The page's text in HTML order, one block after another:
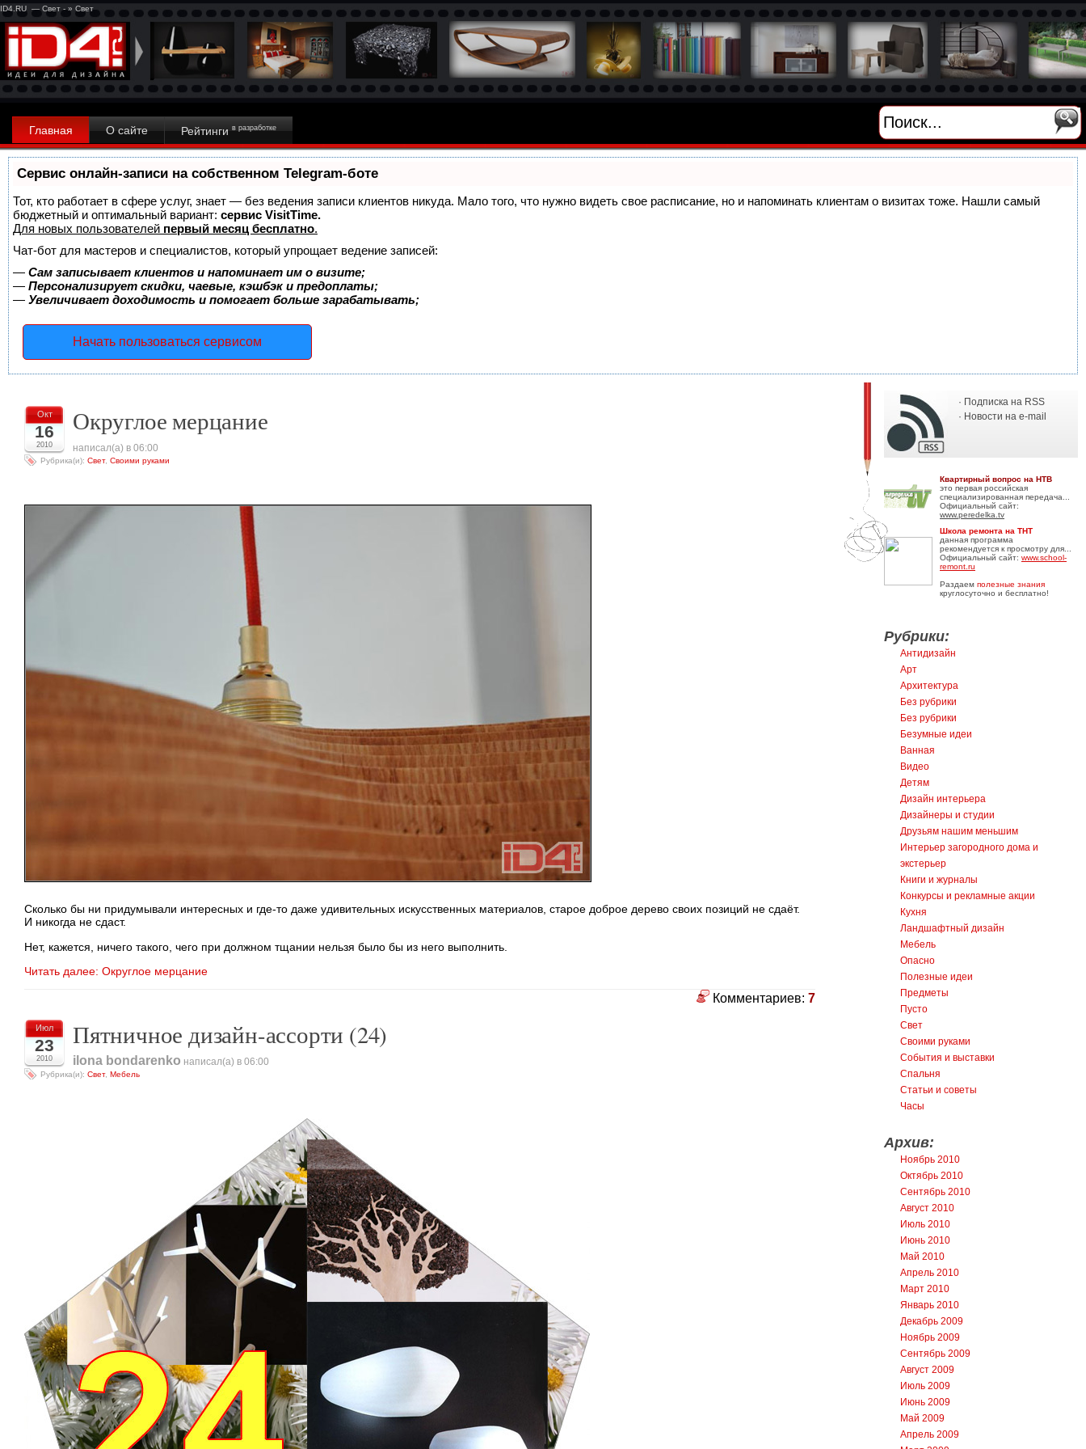
ID4.RU — Свет - » Свет
Главная О сайте Рейтинги в разработке
Сервис онлайн-записи на собственном Telegram-боте
Тот, кто работает в сфере услуг, знает — без ведения записи клиентов никуда. Мало того, что нужно видеть свое расписание, но и напоминать клиентам о визитах тоже. Нашли самый
бюджетный и оптимальный вариант: сервис VisitTime.
Для новых пользователей первый месяц бесплатно.
Чат-бот для мастеров и специалистов, который упрощает ведение записей:
— Сам записывает клиентов и напоминает им о визите;
— Персонализирует скидки, чаевые, кэшбэк и предоплаты;
— Увеличивает доходимость и помогает больше зарабатывать;
Начать пользоваться сервисом
Окт
16
2010
Округлое мерцание
написал(а) в 06:00
Рубрика(и): Свет, Своими руками
Сколько бы ни придумывали интересных и где-то даже удивительных искусственных материалов, старое доброе дерево своих позиций не сдаёт.
И никогда не сдаст.
Нет, кажется, ничего такого, чего при должном тщании нельзя было бы из него выполнить.
Читать далее: Округлое мерцание
Комментариев: 7
Июл
23
2010
Пятничное дизайн-ассорти (24)
ilona bondarenko написал(а) в 06:00
Рубрика(и): Свет, Мебель
· Подписка на RSS
· Новости на e-mail
Квартирный вопрос на НТВ
это первая российская
специализированная передача...
Официальный сайт:
www.peredelka.tv
Школа ремонта на ТНТ
данная программа
рекомендуется к просмотру для...
Официальный сайт: www.school-
remont.ru
Раздаем полезные знания
круглосуточно и бесплатно!
Рубрики:
Антидизайн
Арт
Архитектура
Без рубрики
Без рубрики
Безумные идеи
Ванная
Видео
Детям
Дизайн интерьера
Дизайнеры и студии
Друзьям нашим меньшим
Интерьер загородного дома и
экстерьер
Книги и журналы
Конкурсы и рекламные акции
Кухня
Ландшафтный дизайн
Мебель
Опасно
Полезные идеи
Предметы
Пусто
Свет
Своими руками
События и выставки
Спальня
Статьи и советы
Часы
Архив:
Ноябрь 2010
Октябрь 2010
Сентябрь 2010
Август 2010
Июль 2010
Июнь 2010
Май 2010
Апрель 2010
Март 2010
Январь 2010
Декабрь 2009
Ноябрь 2009
Сентябрь 2009
Август 2009
Июль 2009
Июнь 2009
Май 2009
Апрель 2009